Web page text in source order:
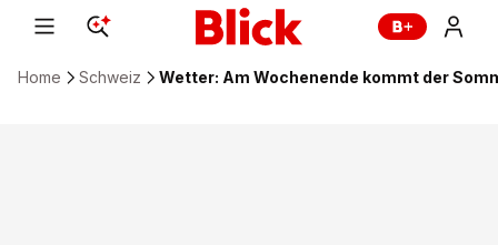
Home Schweiz Wetter: Am Wochenende kommt der